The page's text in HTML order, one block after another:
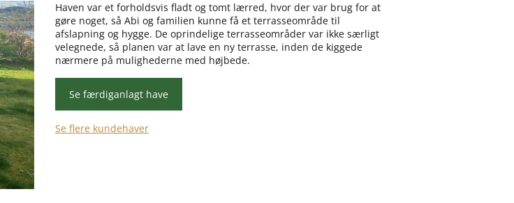
Haven var et forholdsvis fladt og tomt lærred, hvor der var brug for at
gøre noget, så Abi og familien kunne få et terrasseområde til
afslapning og hygge. De oprindelige terrasseområder var ikke særligt
velegnede, så planen var at lave en ny terrasse, inden de kiggede
nærmere på mulighederne med højbede.
Se færdiganlagt have
Se flere kundehaver